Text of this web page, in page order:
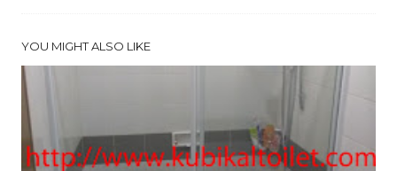
YOU MIGHT ALSO LIKE